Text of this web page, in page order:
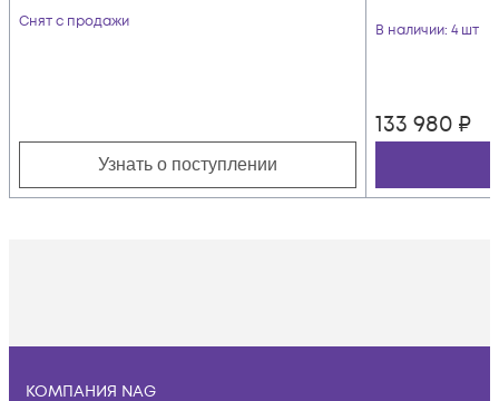
Снят с продажи
Узнать о поступлении
В наличии: 4 шт
133 980 ₽
КОМПАНИЯ NAG